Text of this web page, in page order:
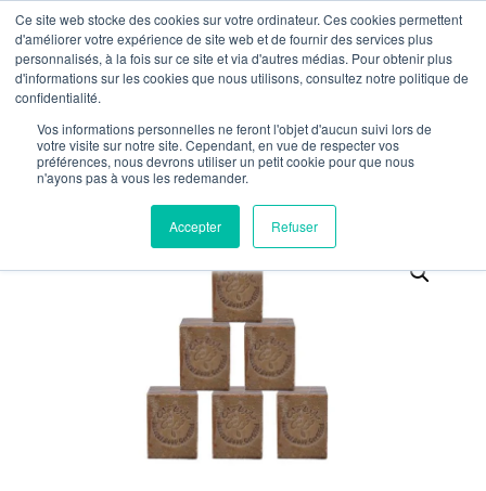
Ce site web stocke des cookies sur votre ordinateur. Ces cookies permettent
d'améliorer votre expérience de site web et de fournir des services plus
personnalisés, à la fois sur ce site et via d'autres médias. Pour obtenir plus
d'informations sur les cookies que nous utilisons, consultez notre politique de
confidentialité.
Vos informations personnelles ne feront l'objet d'aucun suivi lors de
votre visite sur notre site. Cependant, en vue de respecter vos
préférences, nous devrons utiliser un petit cookie pour que nous
n'ayons pas à vous les redemander.
Accepter Refuser
– LIVRAISON OFFERTE EN FRANCE À PARTIR DE
0